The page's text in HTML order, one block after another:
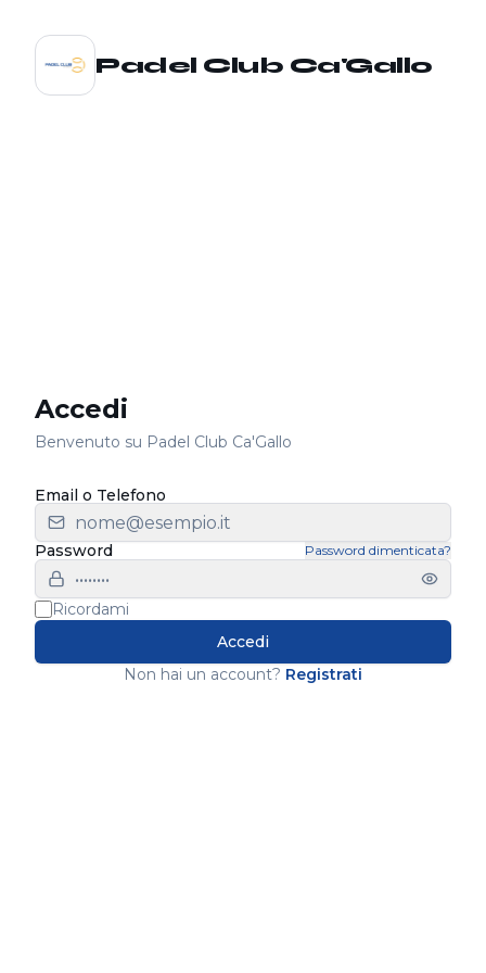
Padel Club Ca'Gallo
Accedi
Benvenuto su Padel Club Ca'Gallo
Email o Telefono
Password Password dimenticata?
Ricordami
Accedi
Non hai un account? Registrati